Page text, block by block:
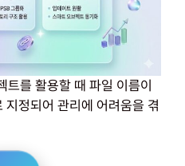
를 활용할 때 파일 이름이
지정되어 관리에 어려움을 겪